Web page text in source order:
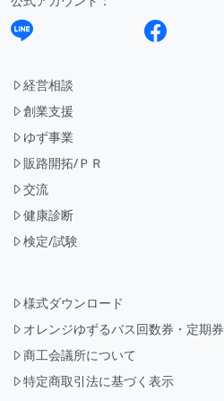
経営相談
創業支援
ゆず事業
販路開拓/ＰＲ
交流
健康診断
検定/試験
様式ダウンロード
オレンジゆずるバス回数券・定期券
商工会議所について
特定商取引法に基づく表示